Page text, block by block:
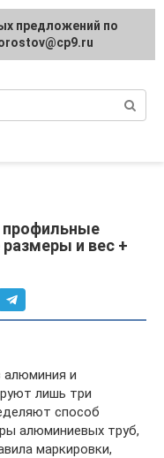
и
и вес +
алюминия и
лишь три
способ
алюминиевых труб,
маркировки,
предложений по